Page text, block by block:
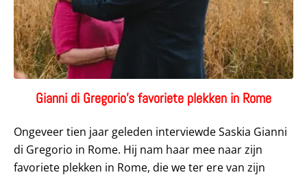
Gianni di Gregorio’s favoriete plekken in Rome
Ongeveer tien jaar geleden interviewde Saskia Gianni
di Gregorio in Rome. Hij nam haar mee naar zijn
favoriete plekken in Rome, die we ter ere van zijn